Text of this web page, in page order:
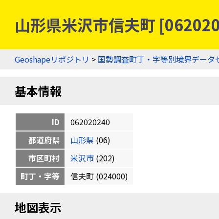
山形県米沢市信夫町
Geoshapeリポジトリ > 国勢調査町丁・字等別境界データ
基本情報
ID
062020240
都道府県
山形県 (06)
市区町村
米沢市 (202)
町丁・字等
信夫町 (024000)
地図表示